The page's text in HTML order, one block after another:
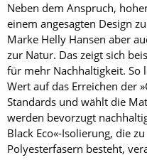
Neben dem Anspruch,
einem angesagten Design
Marke Helly Hansen aber
zur Natur. Das zeigt sich
für mehr Nachhaltigkeit. So
Wert auf das Erreichen der
Standards und wählt die
werden bevorzugt
Black Eco«-Isolierung, die
Polyesterfasern besteht,